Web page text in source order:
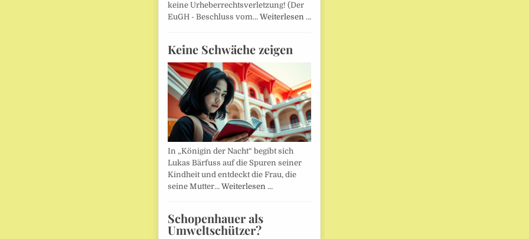
keine Urheberrechtsverletzung! (Der
EuGH - Beschluss vom… Weiterlesen …
Keine Schwäche zeigen
In „Königin der Nacht“ begibt sich
Lukas Bärfuss auf die Spuren seiner
Kindheit und entdeckt die Frau, die
seine Mutter… Weiterlesen …
Schopenhauer als
Umweltschützer?